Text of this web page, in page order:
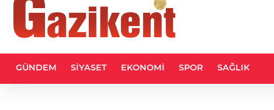
GÜNDEM SİYASET EKONOMİ SPOR SAĞLIK